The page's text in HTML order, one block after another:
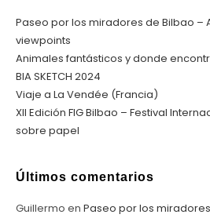
Paseo por los miradores de Bilbao –
viewpoints
Animales fantásticos y donde
BIA SKETCH 2024
Viaje a La Vendée (Francia)
XII Edición FIG Bilbao – Festival
sobre papel
Últimos comentarios
Guillermo en Paseo por los